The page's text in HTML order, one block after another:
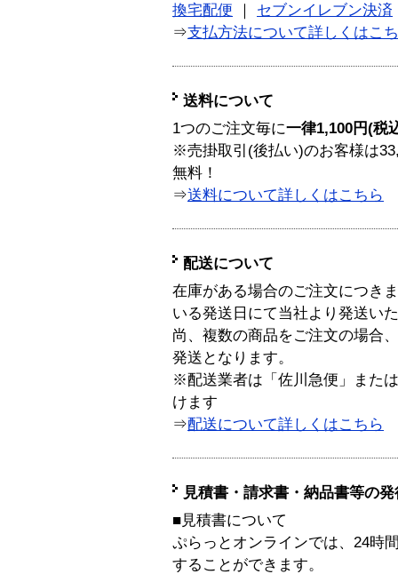
換宅配便 ｜ セブンイレブン決済
⇒支払方法について詳しくはこ
送料について
1つのご注文毎に一律1,100円(税
※売掛取引(後払い)のお客様は
無料！
⇒送料について詳しくはこちら
配送について
在庫がある場合のご注文につき
いる発送日にて当社より発送い
尚、複数の商品をご注文の場合
発送となります。
※配送業者は「佐川急便」また
けます
⇒配送について詳しくはこちら
見積書・請求書・納品書等の
■見積書について
ぷらっとオンラインでは、24時
することができます。